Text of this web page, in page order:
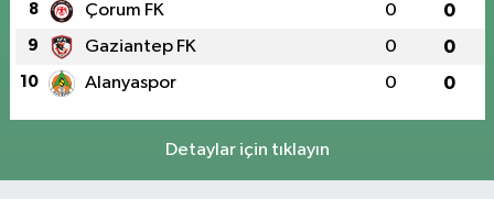
8 Çorum FK 0 0
9 Gaziantep FK 0 0
10 Alanyaspor 0 0
Detaylar için tıklayın